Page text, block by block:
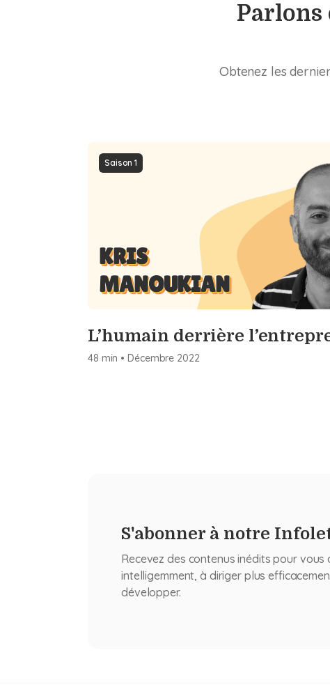
Parlons
Obtenez les
KRIS
MANOUKIAN
Saison 1
L’humain derrière
48 min • Décembre 2022
S'abonner à notre
Recevez des contenus inédits pour
intelligemment, à diriger plus
développer.